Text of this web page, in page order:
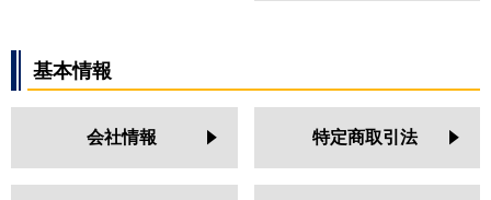
基本情報
会社情報 特定商取引法